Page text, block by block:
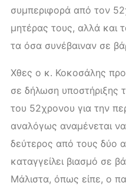
συμπεριφορά από τον
μητέρας τους, αλλά και
τα όσα συνέβαιναν σε
Χθες ο κ. Κοκοσάλης
σε δήλωση υποστήριξης
του 52χρονου για την
αναλόγως αναμένεται
δεύτερος από τους δύο
καταγγείλει βιασμό σε
Μάλιστα, όπως είπε, ο